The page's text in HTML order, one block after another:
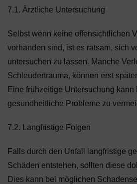
7.1. Ärztliche Untersuchung
Selbst wenn keine offensichtlichen
vorhanden sind, ist es ratsam, sich
untersuchen zu lassen. Manche
Schleudertrauma, können erst
Eine frühzeitige Untersuchung kann
gesundheitliche Probleme zu
7.2. Langfristige Folgen
Falls durch den Unfall langfristige
Schäden entstehen, sollten diese
Dies kann bei möglichen